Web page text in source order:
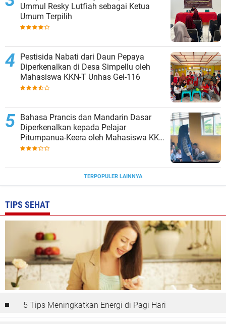
Ummul Resky Lutfiah sebagai Ketua
Umum Terpilih
Pestisida Nabati dari Daun Pepaya
Diperkenalkan di Desa Simpellu oleh
Mahasiswa KKN-T Unhas Gel-116
Bahasa Prancis dan Mandarin Dasar
Diperkenalkan kepada Pelajar
Pitumpanua-Keera oleh Mahasiswa KKN
Unhas di Wajo
TERPOPULER LAINNYA
TIPS SEHAT
5 Tips Meningkatkan Energi di Pagi Hari